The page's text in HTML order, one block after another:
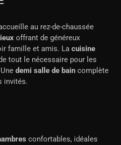
au rez-de-chaussée
offrant de généreux
famille et amis. La cuisine
tout le nécessaire pour les
demi salle de bain complète
invités.
confortables, idéales